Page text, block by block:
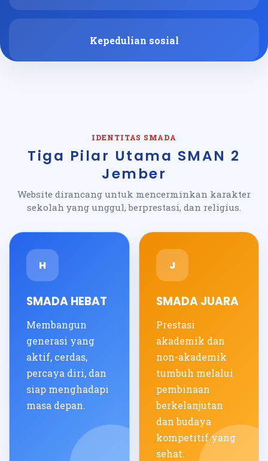
Kepedulian sosial
IDENTITAS SMADA
Tiga Pilar Utama SMAN 2
Jember
Website dirancang untuk mencerminkan karakter
sekolah yang unggul, berprestasi, dan religius.
H
SMADA HEBAT
Membangun
generasi yang
aktif, cerdas,
percaya diri, dan
siap menghadapi
masa depan.
J
SMADA JUARA
Prestasi
akademik dan
non-akademik
tumbuh melalui
pembinaan
berkelanjutan
dan budaya
kompetitif yang
sehat.